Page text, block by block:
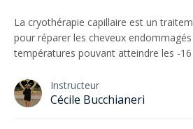
La cryothérapie capillaire est un
pour réparer les cheveux
températures pouvant atteindre les -16
Instructeur
Cécile Bucchianeri